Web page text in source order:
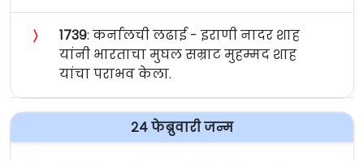
〉 १७३९: कर्नालची लढाई - इराणी नादर शाह
यांनी भारताचा मुघल सम्राट मुहम्मद शाह
यांचा पराभव केला.
२४ फेब्रुवारी जन्म